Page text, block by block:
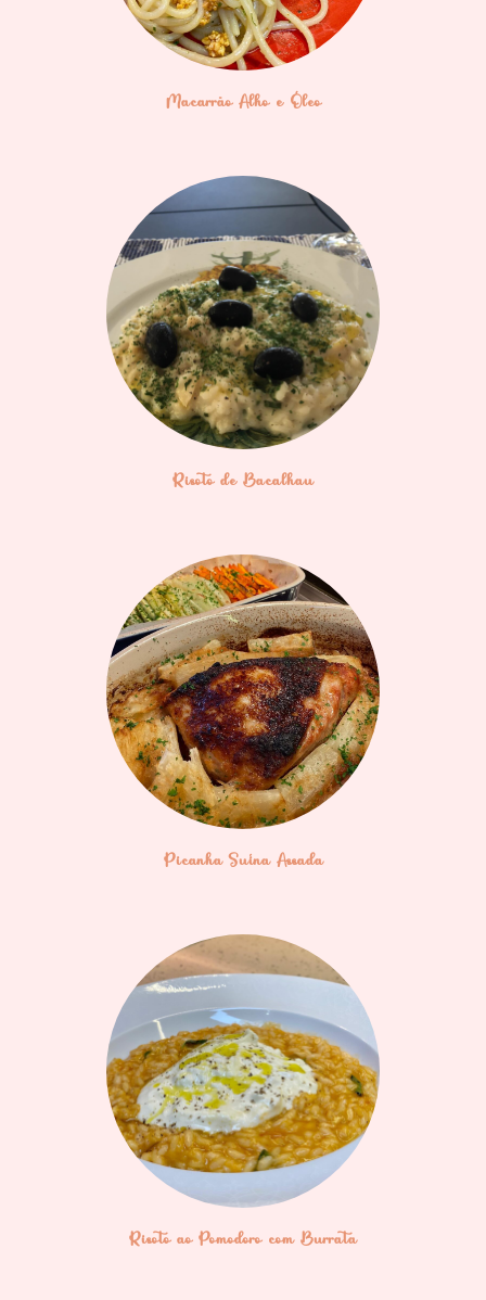
Macarrão Alho e Óleo
Risoto de Bacalhau
Picanha Suína Assada
Risoto ao Pomodoro com Burrata